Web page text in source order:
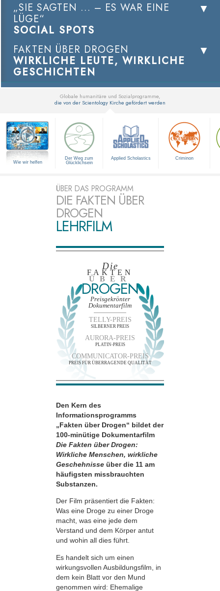
„SIE SAGTEN ... – ES WAR EINE
LÜGE“
SOCIAL SPOTS
FAKTEN ÜBER DROGEN
WIRKLICHE LEUTE, WIRKLICHE
GESCHICHTEN
Globale humanitäre und Sozialprogramme,
die von der Scientology Kirche gefördert werden
Wie wir helfen
Der Weg zum
Glücklichsein
Applied Scholastics Criminon
ÜBER DAS PROGRAMM
DIE FAKTEN ÜBER
DROGEN
LEHRFILM
Die
FAKTEN
ÜBER
DROGEN
Preisgekrönter
Dokumentarfilm
TELLY-PREIS
SILBERNER PREIS
AURORA-PREIS
PLATIN-PREIS
COMMUNICATOR-PREIS
PREIS FÜR ÜBERRAGENDE QUALITÄT
Den Kern des
Informationsprogramms
„Fakten über Drogen“ bildet der
100-minütige Dokumentarfilm
Die Fakten über Drogen:
Wirkliche Menschen, wirkliche
Geschehnisse über die 11 am
häufigsten missbrauchten
Substanzen.
Der Film präsentiert die Fakten:
Was eine Droge zu einer Droge
macht, was eine jede dem
Verstand und dem Körper antut
und wohin all dies führt.
Es handelt sich um einen
wirkungsvollen Ausbildungsfilm, in
dem kein Blatt vor den Mund
genommen wird: Ehemalige